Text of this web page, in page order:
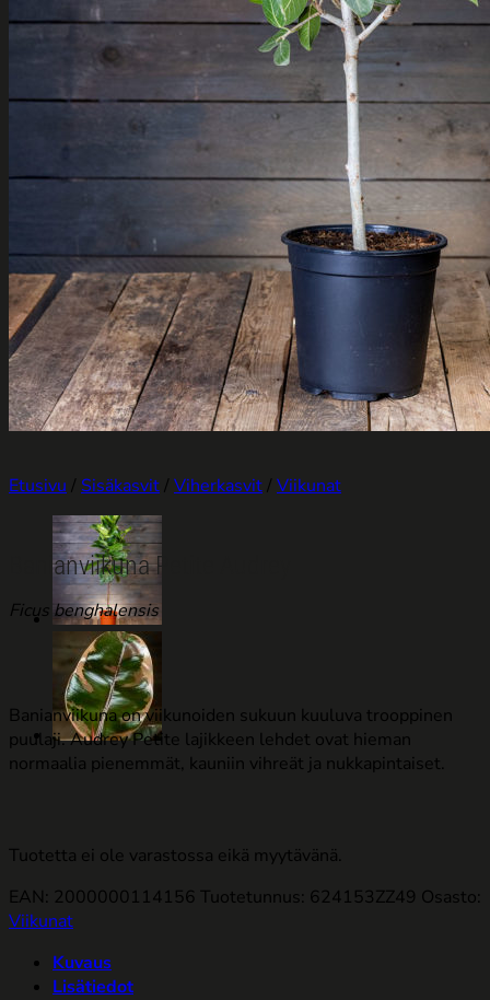
Etusivu / Sisäkasvit/ Viherkasvit/ Viikunat
Banianviikuna Petite Audrey
Ficus benghalensis
Banianviikuna on viikunoiden sukuun kuuluva trooppinen
puulaji. Audrey Petite lajikkeen lehdet ovat hieman
normaalia pienemmät, kauniin vihreät ja nukkapintaiset.
Tuotetta ei ole varastossa eikä myytävänä.
EAN: 2000000114156 Tuotetunnus: 624153ZZ49 Osasto:
Viikunat
Kuvaus
Lisätiedot